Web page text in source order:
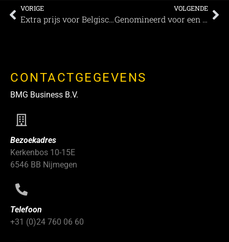
VORIGE
Extra prijs voor Belgische deelnemers MEETINGS Awards
VOLGENDE
Genomineerd voor een MEETING Awards: Strandhotel Westduin
CONTACTGEGEVENS
BMG Business B.V.
Bezoekadres
Kerkenbos 10-15E
6546 BB Nijmegen
Telefoon
+31 (0)24 760 06 60